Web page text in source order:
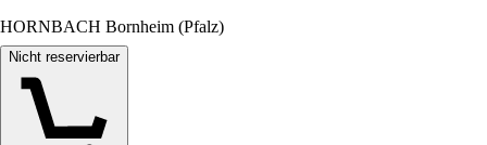
HORNBACH Bornheim (Pfalz)
Nicht reservierbar